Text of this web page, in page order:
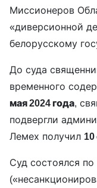
Миссионеров
«диверсионной
белорусскому
До суда
временного
мая 2024 года,
подвергли
Лемех получил
Суд состоялся